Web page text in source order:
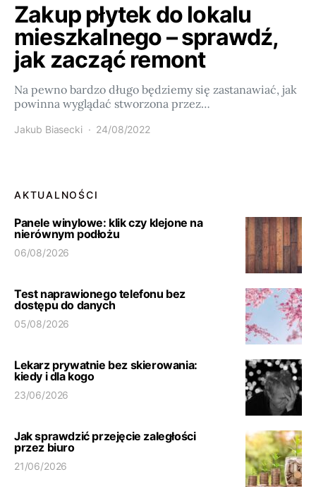
Zakup płytek do lokalu
mieszkalnego – sprawdź,
jak zacząć remont
Na pewno bardzo długo będziemy się zastanawiać, jak
powinna wyglądać stworzona przez…
Jakub Biasecki 24/08/2022
AKTUALNOŚCI
Panele winylowe: klik czy klejone na
nierównym podłożu
06/08/2026
Test naprawionego telefonu bez
dostępu do danych
05/08/2026
Lekarz prywatnie bez skierowania:
kiedy i dla kogo
23/06/2026
Jak sprawdzić przejęcie zaległości
przez biuro
21/06/2026